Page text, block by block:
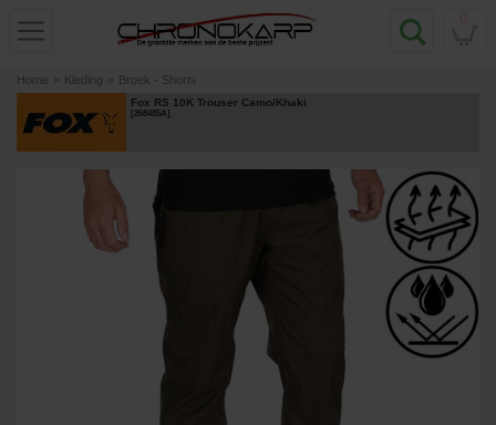
Home » Kleding » Broek - Shorts
Fox RS 10K Trouser Camo/Khaki
[268485A]